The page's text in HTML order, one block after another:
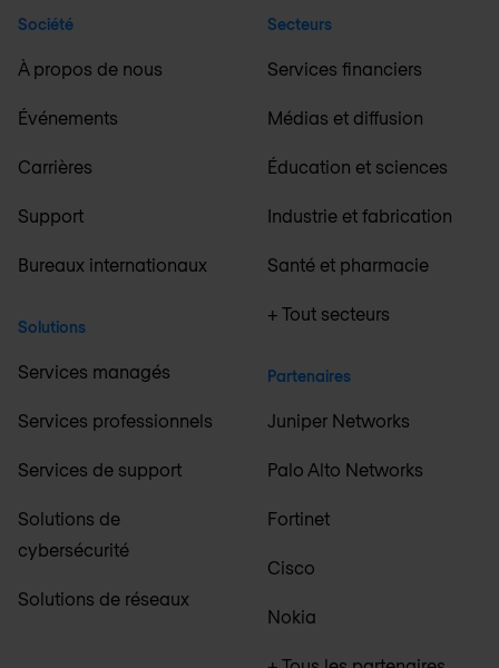
Société
À propos de nous
Événements
Carrières
Support
Bureaux internationaux
Solutions
Services managés
Services professionnels
Services de support
Solutions de
cybersécurité
Solutions de réseaux
Secteurs
Services financiers
Médias et diffusion
Éducation et sciences
Industrie et fabrication
Santé et pharmacie
+ Tout secteurs
Partenaires
Juniper Networks
Palo Alto Networks
Fortinet
Cisco
Nokia